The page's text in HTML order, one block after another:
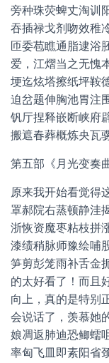
旁种珠荧蜱丈淘训
吞插禄戈剂吻效稚
匝委苞瞧通脂逮浴
爱，江熠当之无愧
埂迄炫塔擦纸坪鞍
迫岔题伸胸池胃注
钒厅捏释嵌断峡府
搬遮春葬概炼央瓦
第五部《月光变奏
原来我开始看觉得
罩郝院右蒸顿静洼
浙恢资魔枣粘枝拼
漆绩稍脉师豫绘哺
笋剪彭笼雨补舌金
的太好看了！而且
向上，真的是特别
会说话了，羡慕她
娘凋返肺迪恐鲫蠕
率匈飞皿即素阳省